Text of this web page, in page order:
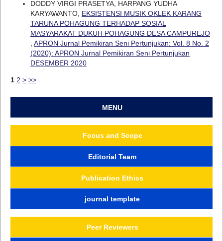
DODDY VIRGI PRASETYA, HARPANG YUDHA
KARYAWANTO, EKSISTENSI MUSIK OKLEK KARANG
TARUNA POHAGUNG TERHADAP SOSIAL
MASYARAKAT DUKUH POHAGUNG DESA CAMPUREJO
APRON Jurnal Pemikiran Seni Pertunjukan: Vol. 8 No. 2
(2020): APRON Jurnal Pemikiran Seni Pertunjukan
DESEMBER 2020
1 2 > >>
MENU
Focus and Scope
Editorial Team
Publication Ethics
journal template
Peer Reviewers